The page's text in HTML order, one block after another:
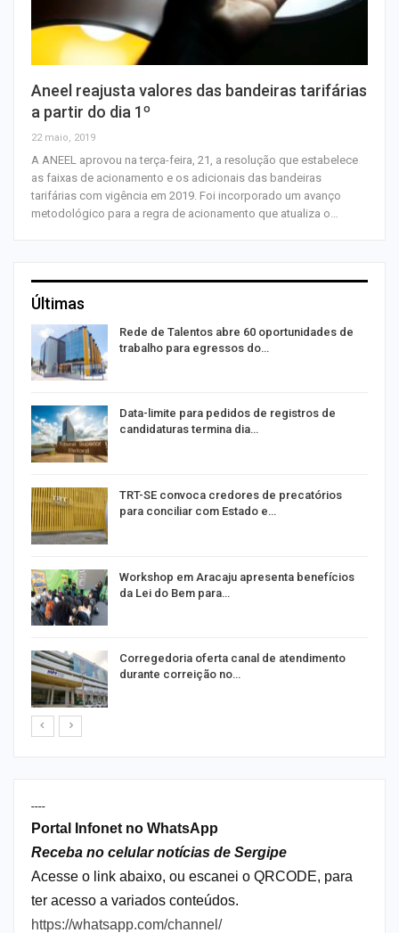
Aneel reajusta valores das bandeiras tarifárias
a partir do dia 1º
22 maio, 2019
A ANEEL aprovou na terça-feira, 21, a resolução que estabelece
as faixas de acionamento e os adicionais das bandeiras
tarifárias com vigência em 2019. Foi incorporado um avanço
metodológico para a regra de acionamento que atualiza o…
Últimas
Rede de Talentos abre 60 oportunidades de
trabalho para egressos do…
Data-limite para pedidos de registros de
candidaturas termina dia…
TRT-SE convoca credores de precatórios
para conciliar com Estado e…
Workshop em Aracaju apresenta benefícios
da Lei do Bem para…
Corregedoria oferta canal de atendimento
durante correição no…
----
Portal Infonet no WhatsApp
Receba no celular notícias de Sergipe
Acesse o link abaixo, ou escanei o QRCODE, para
ter acesso a variados conteúdos.
https://whatsapp.com/channel/